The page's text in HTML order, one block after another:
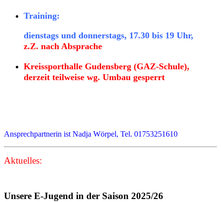
Training:
dienstags und donnerstags, 17.30 bis 19 Uhr,
z.Z. nach Absprache
Kreissporthalle Gudensberg (GAZ-Schule),
derzeit teilweise wg. Umbau gesperrt
Ansprechpartnerin ist Nadja Wörpel, Tel. 01753251610
Aktuelles:
Unsere E-Jugend in der Saison 2025/26